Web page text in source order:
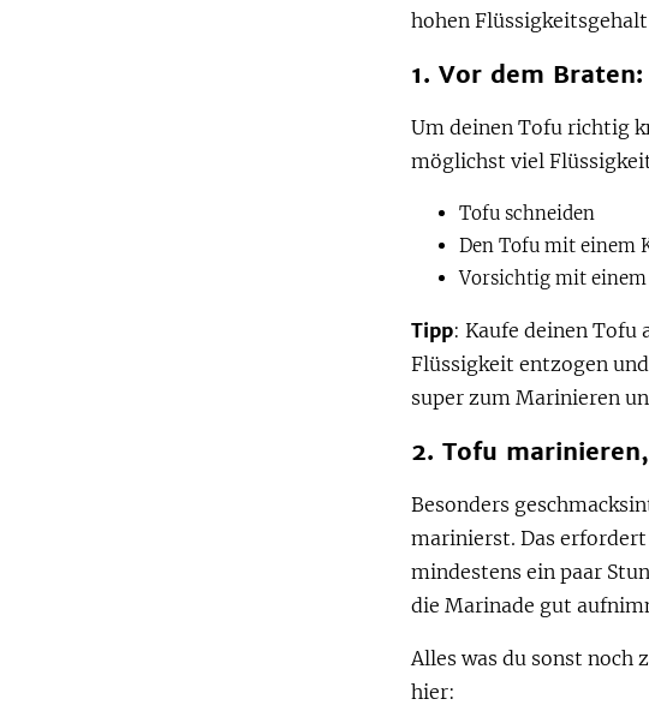
hohen
1. Vor dem
Um deinen Tofu richtig
möglichst viel
Tofu schneiden
Den Tofu mit einem
Vorsichtig mit einem
Tipp: Kaufe deinen Tofu
Flüssigkeit entzogen
super zum Marinieren
2. Tofu
Besonders
marinierst. Das
mindestens ein paar
die Marinade gut
Alles was du sonst noch
hier: